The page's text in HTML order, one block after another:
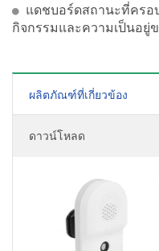
แดชบอร์ดสถานะที่ครอ
กิจกรรมและความเป็นอยู่
ผลิตภัณฑ์ที่เกี่ยวข้อง
ดาวน์โหลด